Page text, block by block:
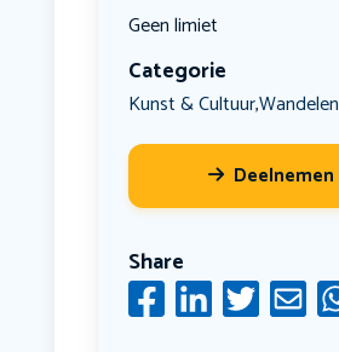
Geen limiet
Categorie
Kunst & Cultuur,Wandelen
Deelnemen
Share